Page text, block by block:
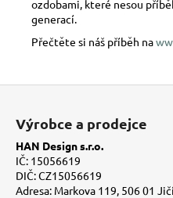
ozdobami, které nesou
generací.
Přečtěte si náš příběh na
Výrobce a prodejce
HAN Design s.r.o.
IČ: 15056619
DIČ: CZ15056619
Adresa: Markova 119, 506 01